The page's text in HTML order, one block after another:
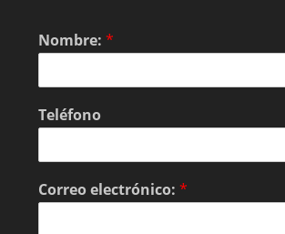
Nombre: *
Teléfono
Correo electrónico: *